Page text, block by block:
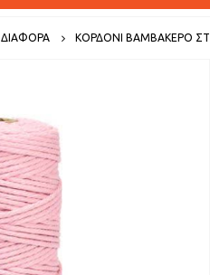
ΚΟΡΔΌΝΙ ΒΑΜΒΑΚΕΡΌ